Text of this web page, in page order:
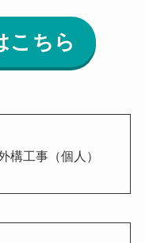
こちら
構工事（個人）